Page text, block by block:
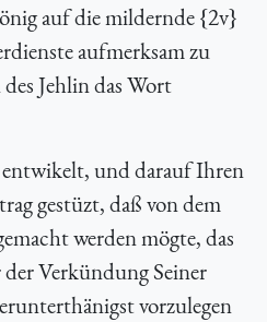
auf die mildernde {2v}
aufmerksam zu
Jehlin das Wort
entwikelt, und darauf Ihren
gestüzt, daß von dem
werden mögte, das
Verkündung Seiner
vorzulegen